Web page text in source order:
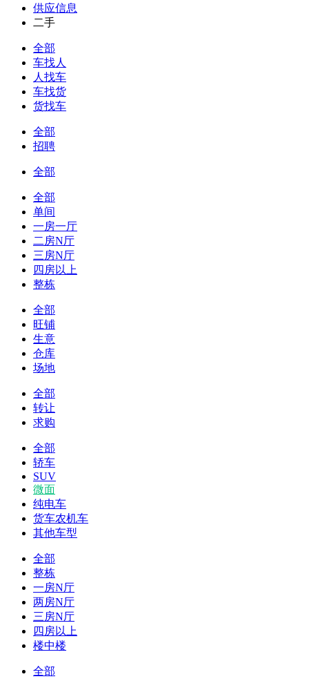
供应信息
二手
全部
车找人
人找车
车找货
货找车
全部
招聘
全部
全部
单间
一房一厅
二房N厅
三房N厅
四房以上
整栋
全部
旺铺
生意
仓库
场地
全部
转让
求购
全部
轿车
SUV
微面
纯电车
货车农机车
其他车型
全部
整栋
一房N厅
两房N厅
三房N厅
四房以上
楼中楼
全部